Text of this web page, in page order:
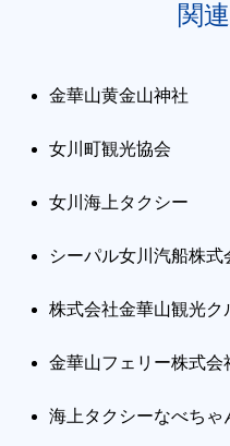
関
金華山黄金山神社
女川町観光協会
女川海上タクシー
シーパル女川汽船株式
株式会社金華山観光ク
金華山フェリー株式会
海上タクシーなべちゃ